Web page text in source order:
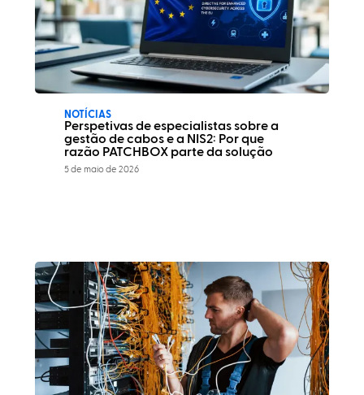
NOTÍCIAS
Perspetivas de especialistas sobre a
gestão de cabos e a NIS2: Por que
razão PATCHBOX parte da solução
5 de maio de 2026